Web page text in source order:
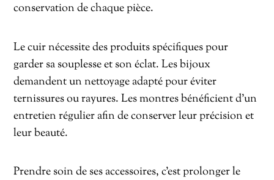
conservation de chaque pièce.
Le cuir nécessite des produits spécifiques pour
garder sa souplesse et son éclat. Les bijoux
demandent un nettoyage adapté pour éviter
ternissures ou rayures. Les montres bénéficient d’un
entretien régulier afin de conserver leur précision et
leur beauté.
Prendre soin de ses accessoires, c’est prolonger le